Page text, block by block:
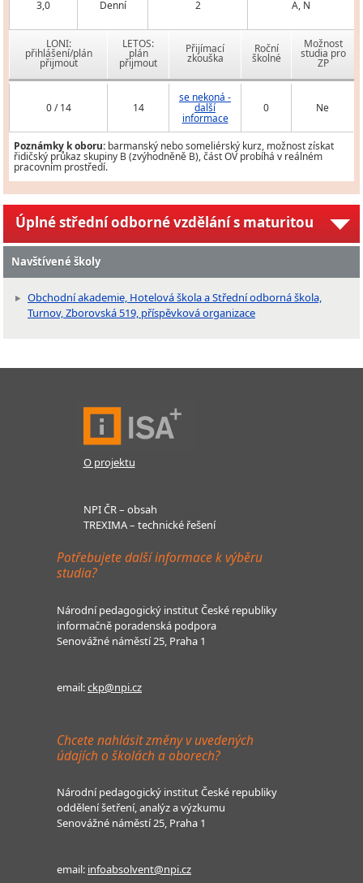
3,0 Denní 2 A, N
LONI:
přihlášení/plán
přijmout
LETOS:
plán
přijmout
Přijímací
zkouška
Roční
školné
Možnost
studia pro
ZP
0 / 14 14
se nekoná -
další
informace
0 Ne
Poznámky k oboru: barmanský nebo someliérský kurz, možnost získat
řidičský průkaz skupiny B (zvýhodněně B), část OV probíhá v reálném
pracovním prostředí.
Úplné střední odborné vzdělání s maturitou
Navštívené školy
Obchodní akademie, Hotelová škola a Střední odborná škola,
Turnov, Zborovská 519, příspěvková organizace
O projektu
NPI ČR – obsah
TREXIMA – technické řešení
Potřebujete další informace k výběru
studia?
Národní pedagogický institut České republiky
informačně poradenská podpora
Senovážné náměstí 25, Praha 1
email:ckp@npi.cz
Chcete nahlásit změny v uvedených
údajích o školách a oborech?
Národní pedagogický institut České republiky
oddělení šetření, analýz a výzkumu
Senovážné náměstí 25, Praha 1
email: infoabsolvent@npi.cz